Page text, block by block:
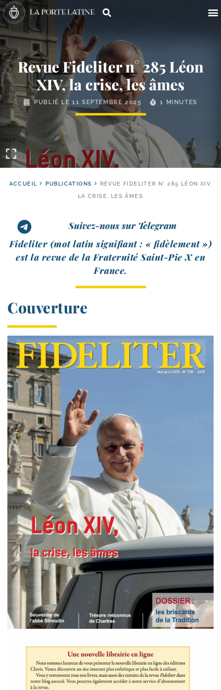
Revue Fideliter n° 285 Léon
XIV, la crise, les âmes
PUBLIÉ LE11 SEPTEMBRE 2025 1 MINUTES
ACCUEIL PUBLICATIONS
REVUE FIDELITER N° 285 LÉON XIV,
LA CRISE, LES ÂMES
Suivez-nous sur Telegram
Fideliter (mot latin signi­fiant : « fidè­le­ment »)
est la revue de la Fraternité Saint-​Pie X en
France.
Couverture